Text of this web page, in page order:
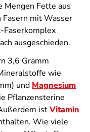
Mengen Fette aus
mit Wasser
Faserkomplex
ausgeschieden.
3,6 Gramm
wie
und Magnesium
Pflanzensterine
istVitamin
Wie viele